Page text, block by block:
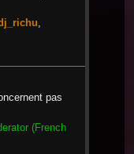
pas
(French